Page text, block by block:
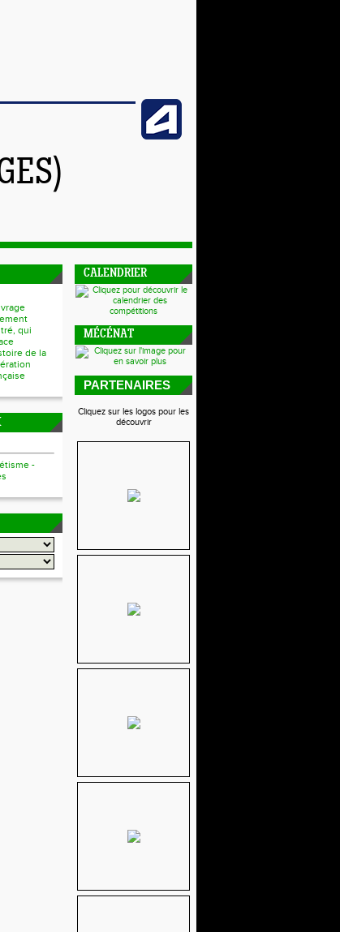
qui
de la
CALENDRIER
MÉCÉNAT
PARTENAIRES
Cliquez sur les logos pour les
découvrir